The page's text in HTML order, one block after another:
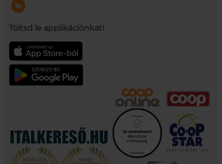
Töltsd le applikációnkat!